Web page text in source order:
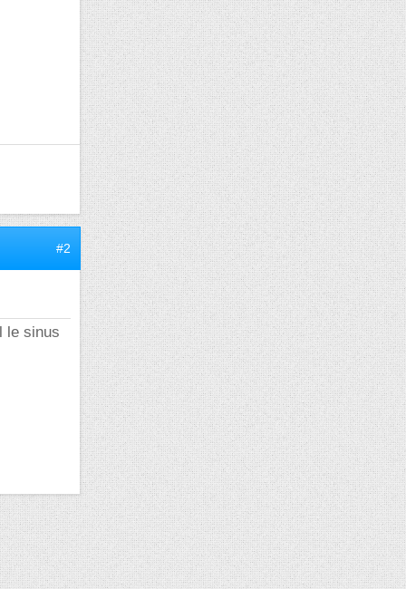
#2
le sinus